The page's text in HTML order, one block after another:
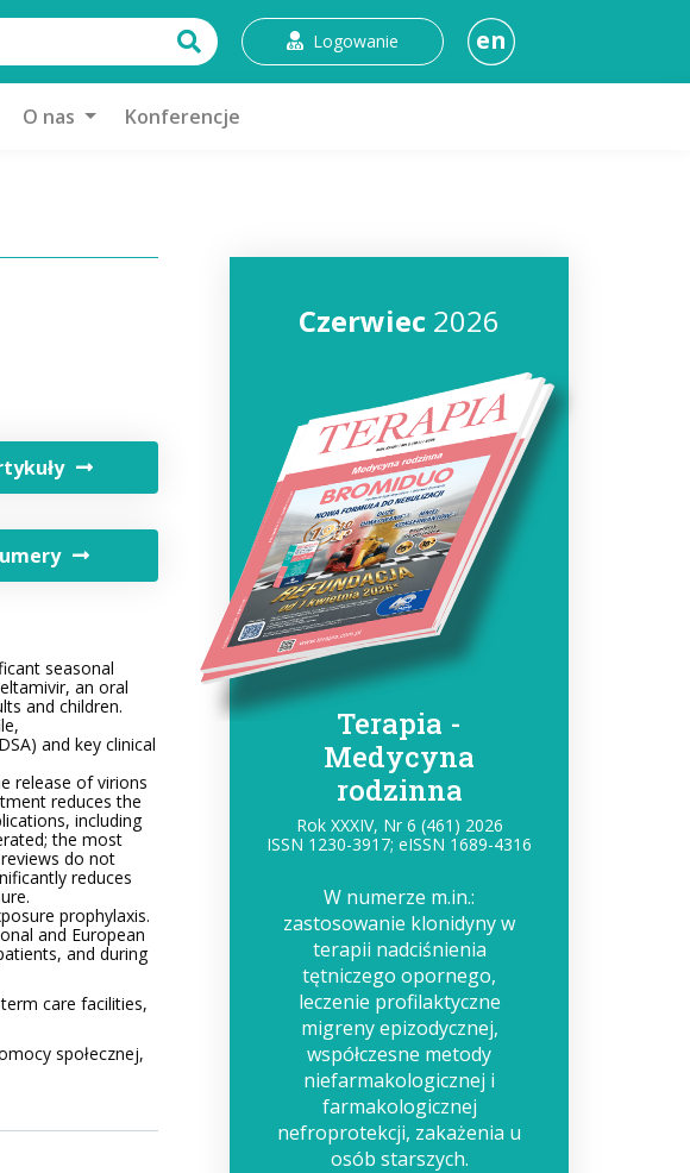
Logowanie en
O nas Konferencje
seasonal
an oral
and children.
and key clinical
release of virions
reduces the
including
the most
do not
reduces
prophylaxis.
and European
and during
care facilities,
społecznej,
Czerwiec 2026
Terapia -
Medycyna
rodzinna
Rok XXXIV, Nr 6 (461) 2026
ISSN 1230-3917; eISSN 1689-4316
W numerze m.in.:
zastosowanie klonidyny w
terapii nadciśnienia
tętniczego opornego,
leczenie profilaktyczne
migreny epizodycznej,
współczesne metody
niefarmakologicznej i
farmakologicznej
nefroprotekcji, zakażenia u
osób starszych.